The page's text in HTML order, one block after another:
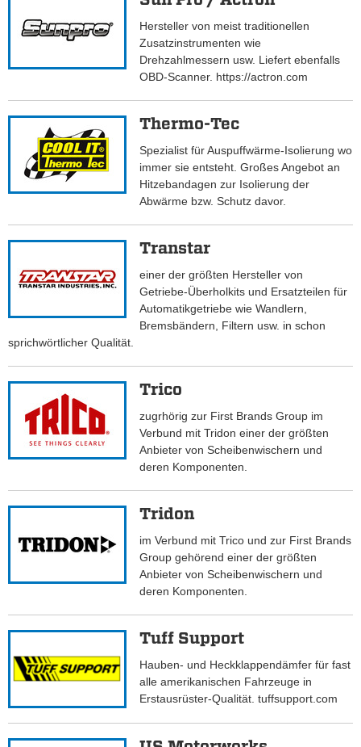
Hersteller von meist traditionellen
Zusatzinstrumenten wie
Drehzahlmessern usw. Liefert ebenfalls
OBD-Scanner. https://actron.com
Thermo-Tec
Spezialist für Auspuffwärme-Isolierung wo
immer sie entsteht. Großes Angebot an
Hitzebandagen zur Isolierung der
Abwärme bzw. Schutz davor.
Transtar
einer der größten Hersteller von
Getriebe-Überholkits und Ersatzteilen für
Automatikgetriebe wie Wandlern,
Bremsbändern, Filtern usw. in schon
sprichwörtlicher Qualität.
Trico
zugrhörig zur First Brands Group im
Verbund mit Tridon einer der größten
Anbieter von Scheibenwischern und
deren Komponenten.
Tridon
im Verbund mit Trico und zur First Brands
Group gehörend einer der größten
Anbieter von Scheibenwischern und
deren Komponenten.
Tuff Support
Hauben- und Heckklappendämfer für fast
alle amerikanischen Fahrzeuge in
Erstausrüster-Qualität. tuffsupport.com